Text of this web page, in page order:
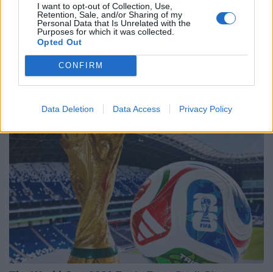
I want to opt-out of Collection, Use,
Retention, Sale, and/or Sharing of my
Personal Data that Is Unrelated with the
Purposes for which it was collected.
Opted Out
CONFIRM
Data Deletion Data Access Privacy Policy